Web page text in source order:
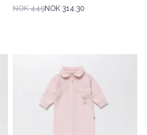
NOK 449NOK 314.30